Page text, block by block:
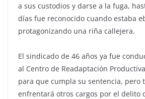
a sus custodios y darse a la fuga,
días fue reconocido cuando estaba
protagonizando una riña callejera.
El sindicado de 46 años ya fue
al Centro de Readaptación
para que cumpla su sentencia, pero
enfrentará otros cargos por el delito